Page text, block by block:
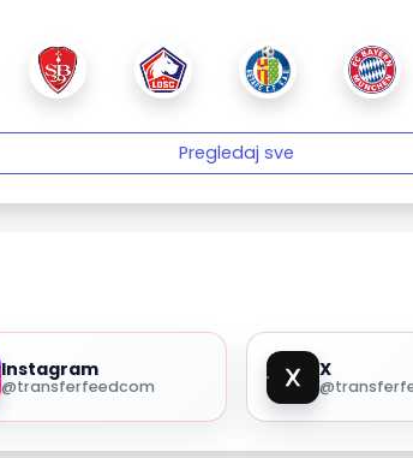
Pregledaj sve
Instagram
@transferfeedcom
X